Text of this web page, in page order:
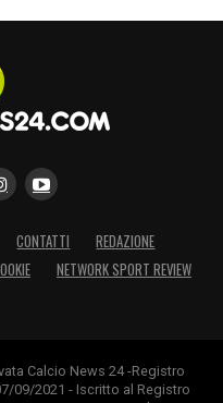
CONTATTI
REDAZIONE
NETWORK SPORT REVIEW
Calcio News 24 -Registro
09/2021 - Iscritto al Registro